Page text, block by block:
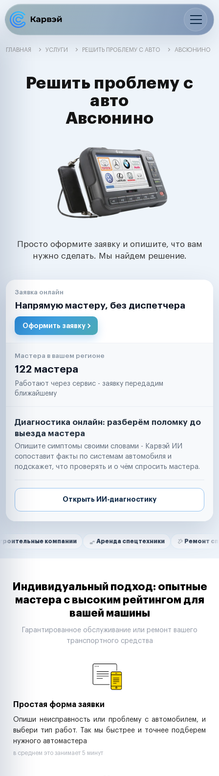
ГЛАВНАЯ УСЛУГИ РЕШИТЬ ПРОБЛЕМУ С АВТО АВСЮНИНО
Решить проблему с
авто
Авсюнино
Просто оформите заявку и опишите, что вам
нужно сделать. Мы найдем решение.
Заявка онлайн
Напрямую мастеру, без диспетчера
Оформить заявку
Мастера в вашем регионе
122 мастера
Работают через сервис - заявку передадим
ближайшему
Диагностика онлайн: разберём поломку до
выезда мастера
Опишите симптомы своими словами - Карвэй ИИ
сопоставит факты по системам автомобиля и
подскажет, что проверять и о чём спросить мастера.
Открыть ИИ-диагностику
Нам доверяют
компании Аренда спецтехники Ремонт спецтехники
Маркетплейсы
Таксопарки
Автодилеры
Строительные компании
Аренда спецтехники
Индивидуальный подход: опытные
мастера с высоким рейтингом для
вашей машины
Гарантированное обслуживание или ремонт вашего
транспортного средства
Простая форма заявки
Опиши неисправность или проблему с автомобилем, и
выбери тип работ. Так мы быстрее и точнее подберем
нужного автомастера
в среднем это занимает 5 минут